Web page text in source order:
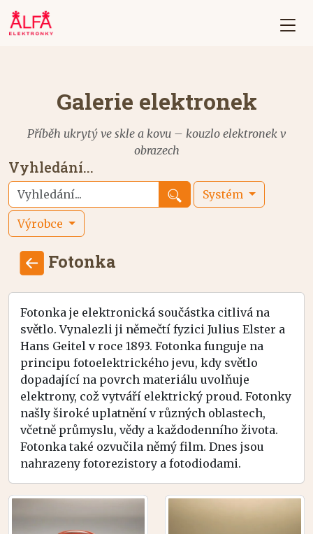
Galerie elektronek
Příběh ukrytý ve skle a kovu – kouzlo elektronek v
obrazech
Vyhledání...
Systém
Výrobce
Fotonka
Fotonka je elektronická součástka citlivá na
světlo. Vynalezli ji němečtí fyzici Julius Elster a
Hans Geitel v roce 1893. Fotonka funguje na
principu fotoelektrického jevu, kdy světlo
dopadající na povrch materiálu uvolňuje
elektrony, což vytváří elektrický proud. Fotonky
našly široké uplatnění v různých oblastech,
včetně průmyslu, vědy a každodenního života.
Fotonka také ozvučila němý film. Dnes jsou
nahrazeny fotorezistory a fotodiodami.